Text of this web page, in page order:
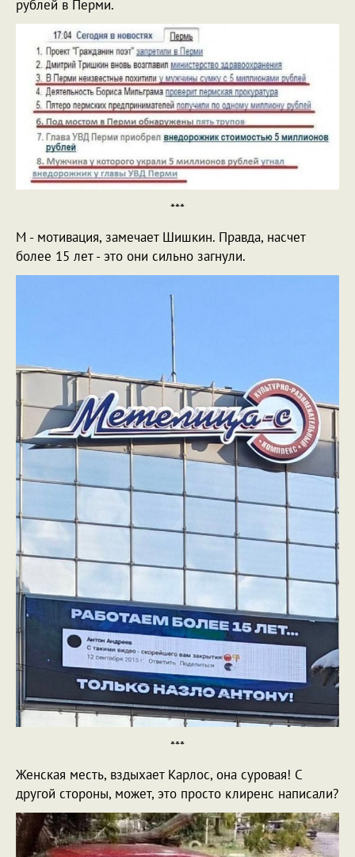
рублей в Перми.
***
М - мотивация, замечает Шишкин. Правда, насчет
более 15 лет - это они сильно загнули.
***
Женская месть, вздыхает Карлос, она суровая! С
другой стороны, может, это просто клиренс написали?